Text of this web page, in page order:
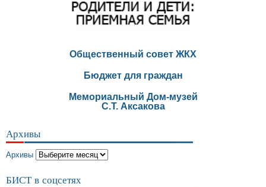
Общественный совет ЖКХ
Бюджет для граждан
Мемориальный Дом-музей
С.Т. Аксакова
Архивы
Архивы
БИСТ в соцсетях